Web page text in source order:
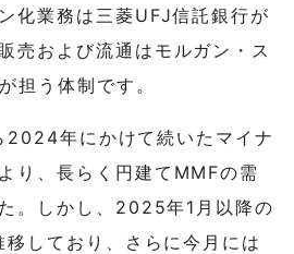
化業務は三菱UFJ信託銀行が
売および流通はモルガン・ス
担う体制です。
2024年にかけて続いたマイナ
り、長らく円建てMMFの需
。しかし、2025年1月以降の
しており、さらに今月には